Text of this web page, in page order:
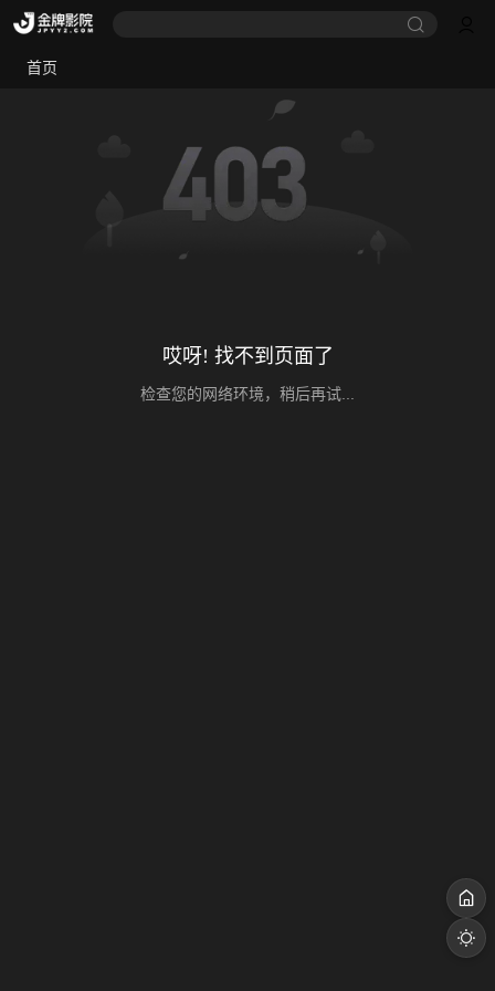
首页
哎呀! 找不到页面了
检查您的网络环境，稍后再试...